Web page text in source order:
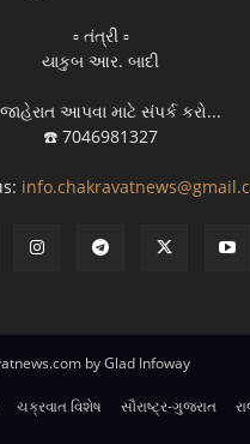
▫️ તંત્રી ▫️
યાકુબ આર. બાદી
આપવા માટે સંપર્ક કરો...
☎️ 7046981327
by Glad Infoway
ચક્રવાત વિશેષ સૌરાષ્ટ્ર-ગુજરાત